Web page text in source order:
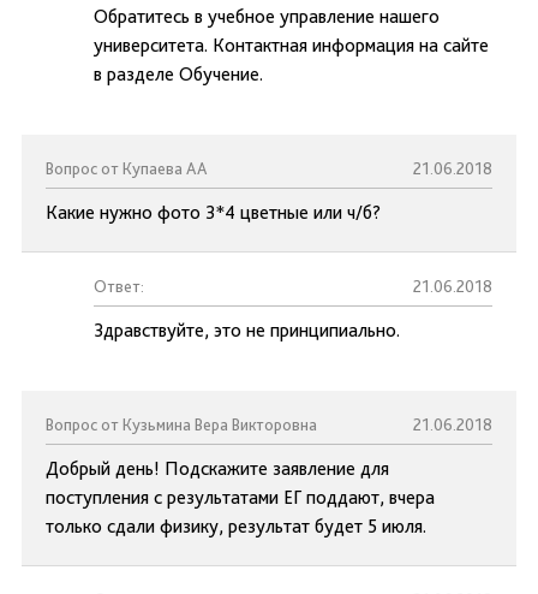
Обратитесь в учебное управление нашего
университета. Контактная информация на сайте
в разделе Обучение.
Вопрос от Купаева АА 21.06.2018
Какие нужно фото 3*4 цветные или ч/б?
Ответ: 21.06.2018
Здравствуйте, это не принципиально.
Вопрос от Кузьмина Вера Викторовна 21.06.2018
Добрый день! Подскажите заявление для
поступления с результатами ЕГ поддают, вчера
только сдали физику, результат будет 5 июля.